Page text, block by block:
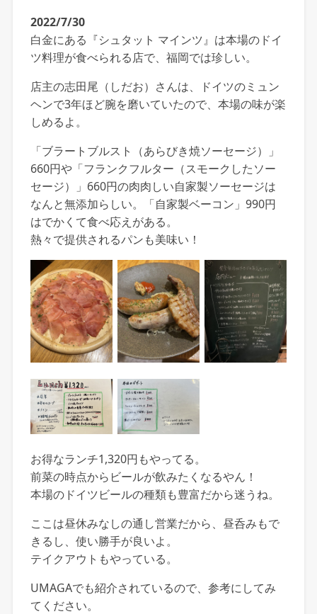
2022/7/30
白金にある『シュタット マインツ』は本場のドイ
ツ料理が食べられる店で、福岡では珍しい。
店主の志田尾（しだお）さんは、ドイツのミュン
ヘンで3年ほど腕を磨いていたので、本場の味が楽
しめるよ。
「ブラートブルスト（あらびき焼ソーセージ）」
660円や「フランクフルター（スモークしたソー
セージ）」660円の肉肉しい自家製ソーセージは
なんと無添加らしい。「自家製ベーコン」990円
はでかくて食べ応えがある。
熱々で提供されるパンも美味い！
お得なランチ1,320円もやってる。
前菜の時点からビールが飲みたくなるやん！
本場のドイツビールの種類も豊富だから迷うね。
ここは昼休みなしの通し営業だから、昼呑みもで
きるし、使い勝手が良いよ。
テイクアウトもやっている。
UMAGAでも紹介されているので、参考にしてみ
てください。